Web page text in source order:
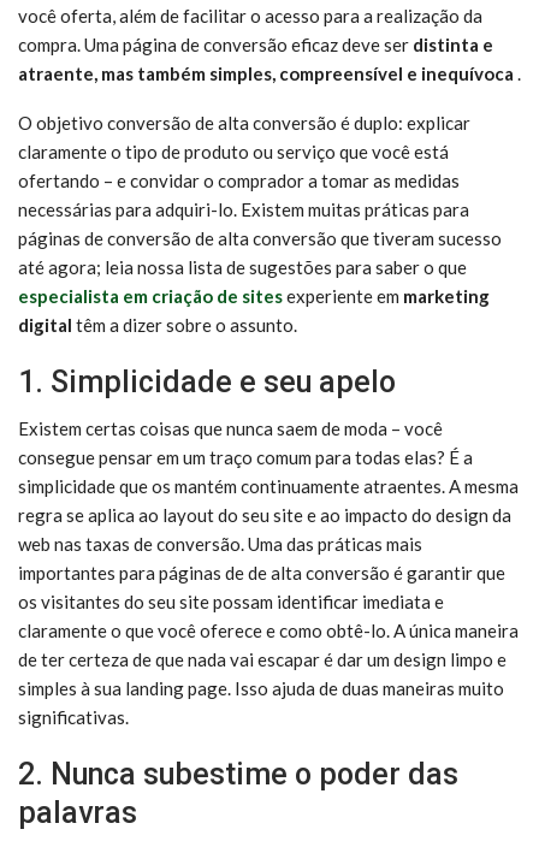
você oferta, além de facilitar o acesso para a realização da
compra. Uma página de conversão eficaz deve ser distinta e
atraente, mas também simples, compreensível e inequívoca .
O objetivo conversão de alta conversão é duplo: explicar
claramente o tipo de produto ou serviço que você está
ofertando – e convidar o comprador a tomar as medidas
necessárias para adquiri-lo. Existem muitas práticas para
páginas de conversão de alta conversão que tiveram sucesso
até agora; leia nossa lista de sugestões para saber o que
especialista em criação de sitesexperiente em marketing
digital têm a dizer sobre o assunto.
1. Simplicidade e seu apelo
Existem certas coisas que nunca saem de moda – você
consegue pensar em um traço comum para todas elas? É a
simplicidade que os mantém continuamente atraentes. A mesma
regra se aplica ao layout do seu site e ao impacto do design da
web nas taxas de conversão. Uma das práticas mais
importantes para páginas de de alta conversão é garantir que
os visitantes do seu site possam identificar imediata e
claramente o que você oferece e como obtê-lo. A única maneira
de ter certeza de que nada vai escapar é dar um design limpo e
simples à sua landing page. Isso ajuda de duas maneiras muito
significativas.
2. Nunca subestime o poder das
palavras